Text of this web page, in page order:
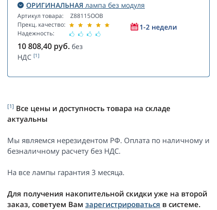
ОРИГИНАЛЬНАЯ лампа без модуля
Артикул товара:
Прекц. качество:
Надежность:
Z88115OOB
1-2 недели
10 808,40 руб. без
НДС [1]
[1] Все цены и доступность товара на складе
актуальны
Мы являемся нерезидентом РФ. Оплата по наличному и
безналичному расчету без НДС.
На все лампы гарантия 3 месяца.
Для получения накопительной скидки уже на второй
заказ, советуем Вам зарегистрироваться в системе.